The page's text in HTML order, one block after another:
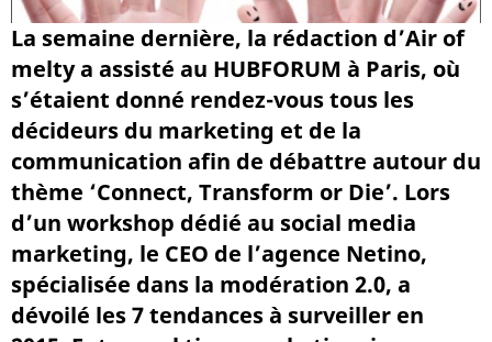
La semaine dernière, la rédaction d’Air of
melty a assisté au HUBFORUM à Paris, où
s’étaient donné rendez-vous tous les
décideurs du marketing et de la
communication afin de débattre autour du
thème ‘Connect, Transform or Die’. Lors
d’un workshop dédié au social media
marketing, le CEO de l’agence Netino,
spécialisée dans la modération 2.0, a
dévoilé les 7 tendances à surveiller en